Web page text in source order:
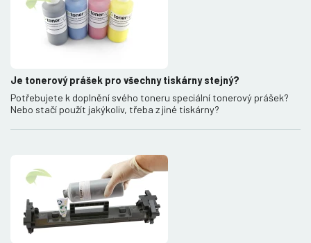
Je tonerový prášek pro všechny tiskárny stejný?
Potřebujete k doplnění svého toneru speciální tonerový prášek?
Nebo stačí použít jakýkoliv, třeba z jiné tiskárny?